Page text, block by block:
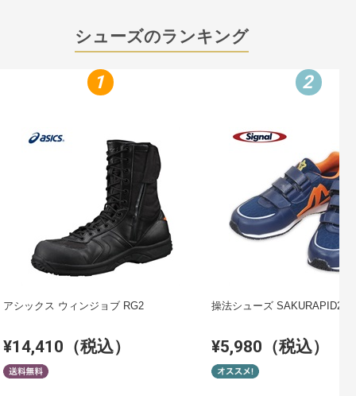
シューズのランキング
1
アシックス ウィンジョブ RG2
¥14,410（税込）
2
操法シューズ SAKURAPID2
¥5,980（税込）